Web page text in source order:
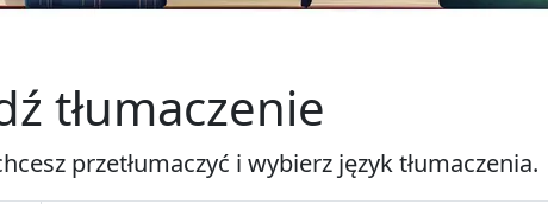
tłumaczenie
przetłumaczyć i wybierz język tłumaczenia.